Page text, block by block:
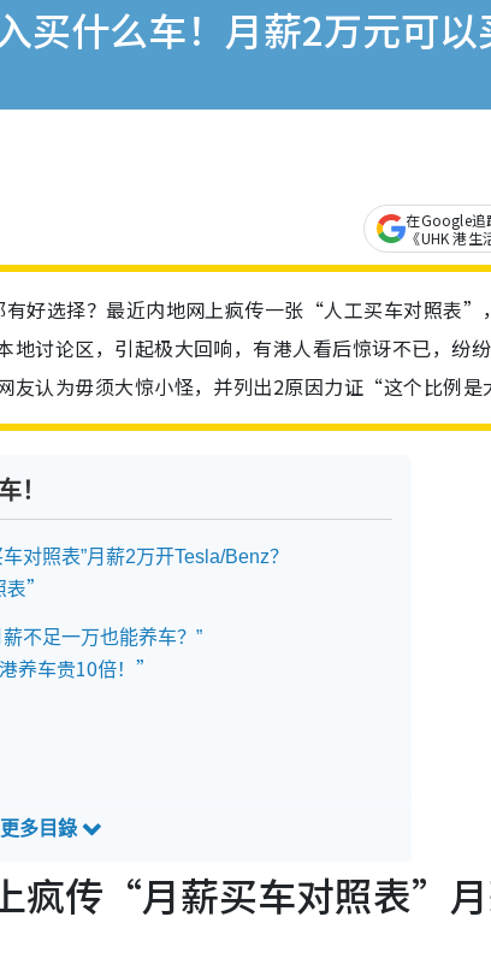
买什么车！月薪2万元可
在Google追
《UHK 港生
有好选择？最近内地网上疯传一张“人工买车对照表”
地讨论区，引起极大回响，有港人看后惊讶不已，纷
认为毋须大惊小怪，并列出2原因力证“这个比例是
！
对照表”月薪2万开Tesla/Benz？
”
不足一万也能养车？”
养车贵10倍！”
疯传“月薪买车对照表”